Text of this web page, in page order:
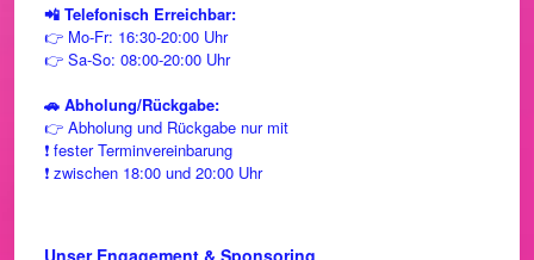
📲 Telefonisch Erreichbar:
👉 Mo-Fr: 16:30-20:00 Uhr
👉 Sa-So: 08:00-20:00 Uhr
🚗 Abholung/Rückgabe:
👉 Abholung und Rückgabe nur mit
❗ fester Terminvereinbarung
❗ zwischen 18:00 und 20:00 Uhr